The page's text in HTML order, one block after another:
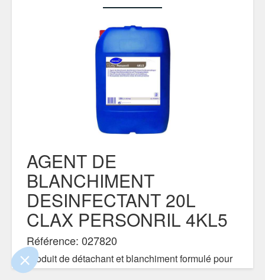
le contenu de ce site vous intéresse
on aimerait bien vous accompagner
certifiés par
Je choisis OK pour moi
AGENT DE
BLANCHIMENT
DESINFECTANT 20L
CLAX PERSONRIL 4KL5
Référence: 027820
Produit de détachant et blanchiment formulé pour
une utili- sation en blanchisserie:industrie,